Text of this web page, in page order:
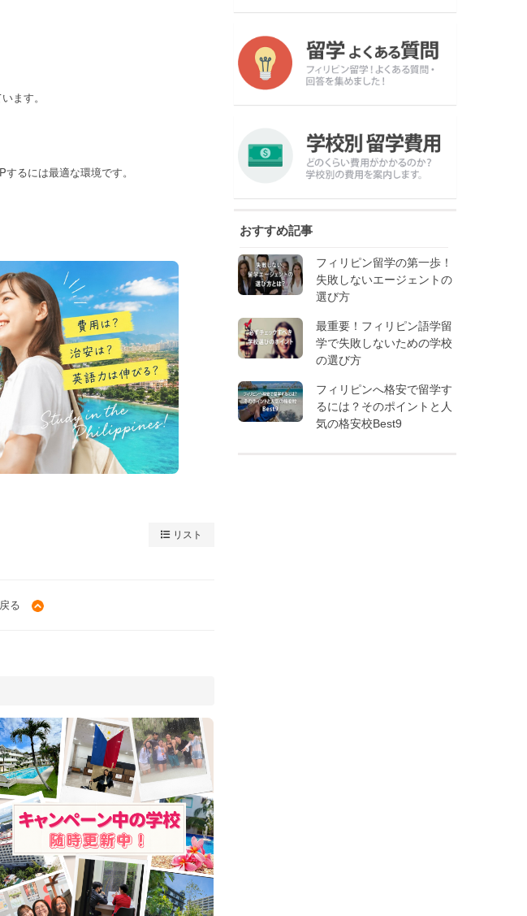
ます。
るには最適な環境です。
リスト
る
おすすめ記事
フィリピン留学の第一歩！
失敗しないエージェントの
選び方
最重要！フィリピン語学留
学で失敗しないための学校
の選び方
フィリピンへ格安で留学す
るには？そのポイントと人
気の格安校Best9